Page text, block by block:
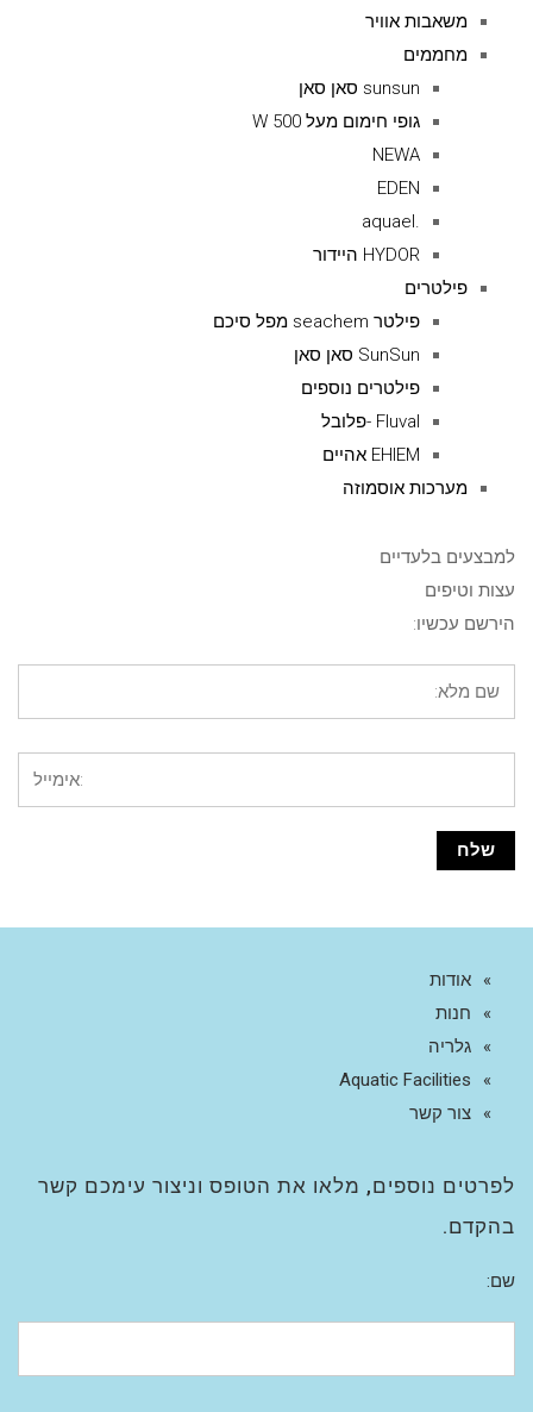
משאבות אוויר
מחממים
sunsun סאן סאן
גופי חימום מעל 500 W
NEWA
EDEN
.aquael
HYDOR היידור
פילטרים
פילטר seachem מפל סיכם
SunSun סאן סאן
פילטרים נוספים
Fluval -פלובל
EHIEM אהיים
מערכות אוסמוזה
למבצעים בלעדיים
עצות וטיפים
הירשם עכשיו:
אודות
חנות
גלריה
Aquatic Facilities
צור קשר
לפרטים נוספים, מלאו את הטופס וניצור עימכם קשר
בהקדם.
שם: